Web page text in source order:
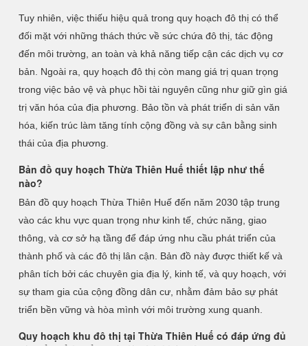
Tuy nhiên, việc thiếu hiệu quả trong quy hoạch đô thị có thể
đối mặt với những thách thức về sức chứa đô thị, tác động
đến môi trường, an toàn và khả năng tiếp cận các dịch vụ cơ
bản. Ngoài ra, quy hoạch đô thị còn mang giá trị quan trọng
trong việc bảo vệ và phục hồi tài nguyên cũng như giữ gìn giá
trị văn hóa của địa phương. Bảo tồn và phát triển di sản văn
hóa, kiến trúc làm tăng tính cộng đồng và sự cân bằng sinh
thái của địa phương.
Bản đồ quy hoạch Thừa Thiên Huế thiết lập như thế
nào?
Bản đồ quy hoạch Thừa Thiên Huế đến năm 2030 tập trung
vào các khu vực quan trọng như kinh tế, chức năng, giao
thông, và cơ sở hạ tầng để đáp ứng nhu cầu phát triển của
thành phố và các đô thị lân cận. Bản đồ này được thiết kế và
phân tích bởi các chuyên gia địa lý, kinh tế, và quy hoạch, với
sự tham gia của cộng đồng dân cư, nhằm đảm bảo sự phát
triển bền vững và hòa mình với môi trường xung quanh.
Quy hoạch khu đô thị tại Thừa Thiên Huế có đáp ứng đủ